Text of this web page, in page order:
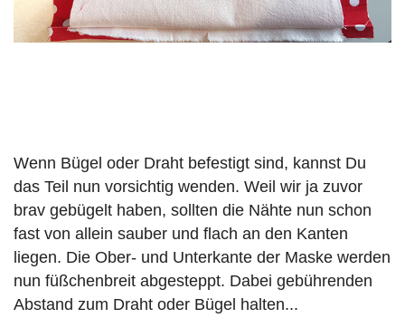
Wenn Bügel oder Draht befestigt sind, kannst Du
das Teil nun vorsichtig wenden. Weil wir ja zuvor
brav gebügelt haben, sollten die Nähte nun schon
fast von allein sauber und flach an den Kanten
liegen. Die Ober- und Unterkante der Maske werden
nun füßchenbreit abgesteppt. Dabei gebührenden
Abstand zum Draht oder Bügel halten...